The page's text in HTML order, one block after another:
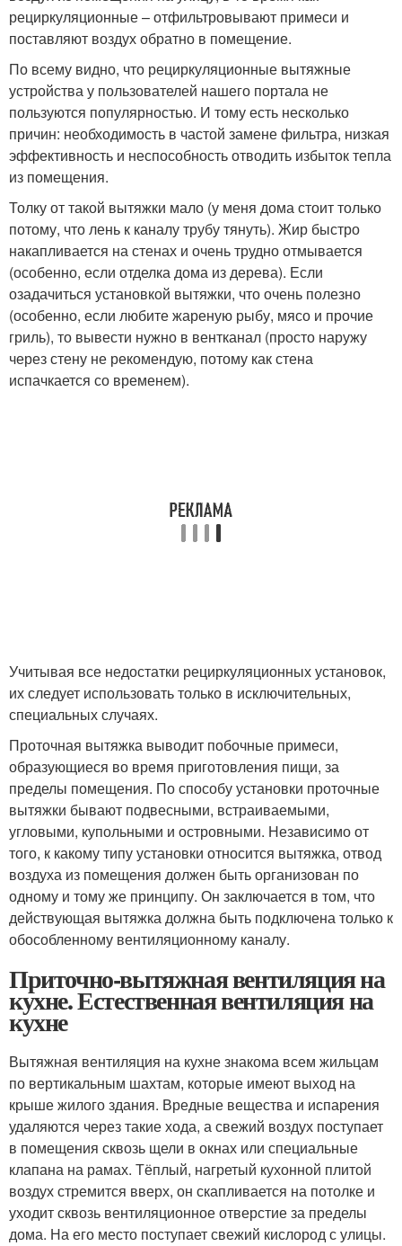
рециркуляционные – отфильтровывают примеси и
поставляют воздух обратно в помещение.
По всему видно, что рециркуляционные вытяжные
устройства у пользователей нашего портала не
пользуются популярностью. И тому есть несколько
причин: необходимость в частой замене фильтра, низкая
эффективность и неспособность отводить избыток тепла
из помещения.
Толку от такой вытяжки мало (у меня дома стоит только
потому, что лень к каналу трубу тянуть). Жир быстро
накапливается на стенах и очень трудно отмывается
(особенно, если отделка дома из дерева). Если
озадачиться установкой вытяжки, что очень полезно
(особенно, если любите жареную рыбу, мясо и прочие
гриль), то вывести нужно в вентканал (просто наружу
через стену не рекомендую, потому как стена
испачкается со временем).
Учитывая все недостатки рециркуляционных установок,
их следует использовать только в исключительных,
специальных случаях.
Проточная вытяжка выводит побочные примеси,
образующиеся во время приготовления пищи, за
пределы помещения. По способу установки проточные
вытяжки бывают подвесными, встраиваемыми,
угловыми, купольными и островными. Независимо от
того, к какому типу установки относится вытяжка, отвод
воздуха из помещения должен быть организован по
одному и тому же принципу. Он заключается в том, что
действующая вытяжка должна быть подключена только к
обособленному вентиляционному каналу.
Приточно-вытяжная вентиляция на
кухне. Естественная вентиляция на
кухне
Вытяжная вентиляция на кухне знакома всем жильцам
по вертикальным шахтам, которые имеют выход на
крыше жилого здания. Вредные вещества и испарения
удаляются через такие хода, а свежий воздух поступает
в помещения сквозь щели в окнах или специальные
клапана на рамах. Тёплый, нагретый кухонной плитой
воздух стремится вверх, он скапливается на потолке и
уходит сквозь вентиляционное отверстие за пределы
дома. На его место поступает свежий кислород с улицы.